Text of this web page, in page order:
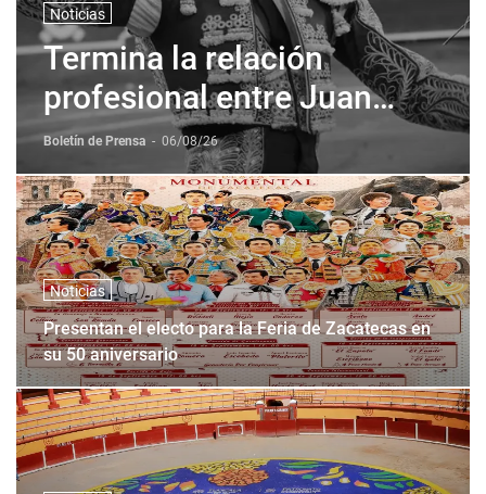
Noticias
Termina la relación
profesional entre Juan
Pablo Sanchez y Corona +
Corona
Boletín de Prensa - 06/08/26
Noticias
Presentan el electo para la Feria de Zacatecas en
su 50 aniversario